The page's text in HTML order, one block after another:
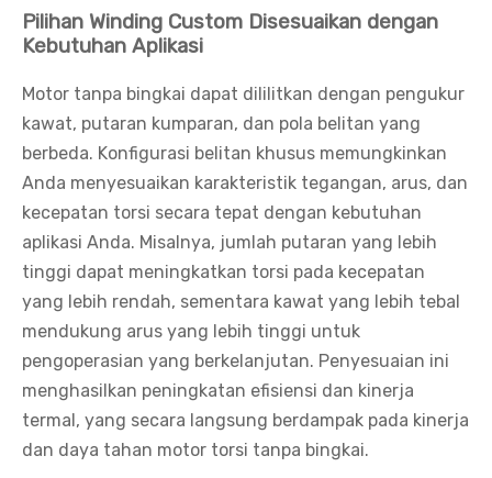
Pilihan Winding Custom Disesuaikan dengan
Kebutuhan Aplikasi
Motor tanpa bingkai dapat dililitkan dengan pengukur
kawat, putaran kumparan, dan pola belitan yang
berbeda. Konfigurasi belitan khusus memungkinkan
Anda menyesuaikan karakteristik tegangan, arus, dan
kecepatan torsi secara tepat dengan kebutuhan
aplikasi Anda. Misalnya, jumlah putaran yang lebih
tinggi dapat meningkatkan torsi pada kecepatan
yang lebih rendah, sementara kawat yang lebih tebal
mendukung arus yang lebih tinggi untuk
pengoperasian yang berkelanjutan. Penyesuaian ini
menghasilkan peningkatan efisiensi dan kinerja
termal, yang secara langsung berdampak pada kinerja
dan daya tahan motor torsi tanpa bingkai.